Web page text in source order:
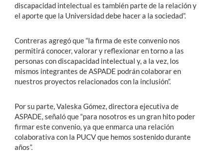
discapacidad intelectual es también parte de la relación y
el aporte que la Universidad debe hacer a la sociedad”.
Contreras agregó que “la firma de este convenio nos
permitirá conocer, valorar y reflexionar en torno a las
personas con discapacidad intelectual y, a la vez, los
mismos integrantes de ASPADE podrán colaborar en
nuestros proyectos relacionados con la inclusión”.
Por su parte, Valeska Gómez, directora ejecutiva de
ASPADE, señaló que “para nosotros es un gran hito poder
firmar este convenio, ya que enmarca una relación
colaborativa con la PUCV que hemos sostenido durante
años”.